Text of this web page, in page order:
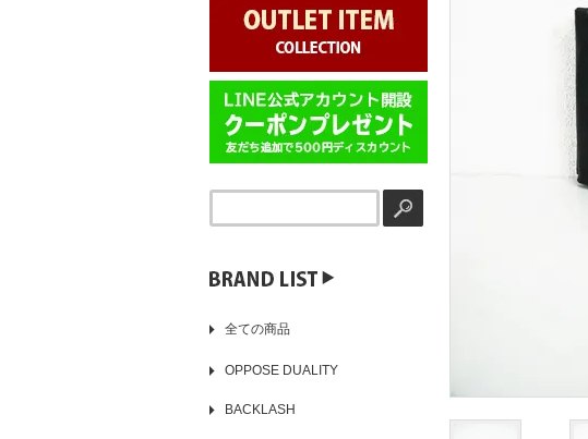
▶️
全ての商品
OPPOSE DUALITY
BACKLASH